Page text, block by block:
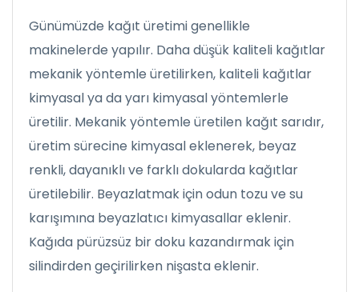
Günümüzde kağıt üretimi genellikle
makinelerde yapılır. Daha düşük kaliteli kağıtlar
mekanik yöntemle üretilirken, kaliteli kağıtlar
kimyasal ya da yarı kimyasal yöntemlerle
üretilir. Mekanik yöntemle üretilen kağıt sarıdır,
üretim sürecine kimyasal eklenerek, beyaz
renkli, dayanıklı ve farklı dokularda kağıtlar
üretilebilir. Beyazlatmak için odun tozu ve su
karışımına beyazlatıcı kimyasallar eklenir.
Kağıda pürüzsüz bir doku kazandırmak için
silindirden geçirilirken nişasta eklenir.